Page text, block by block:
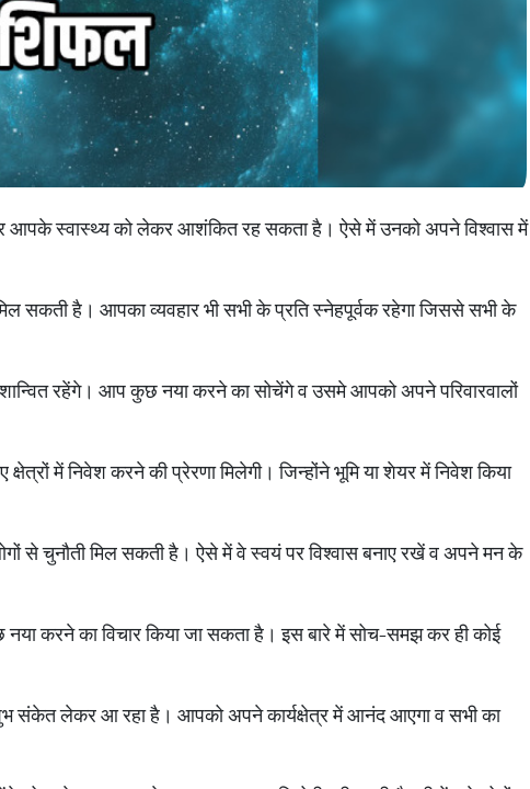
आपके स्वास्थ्य को लेकर आशंकित रह सकता है। ऐसे में उनको अपने विश्वास में
सकती है। आपका व्यवहार भी सभी के प्रति स्नेहपूर्वक रहेगा जिससे सभी के
रहेंगे। आप कुछ नया करने का सोचेंगे व उसमे आपको अपने परिवारवालों
में निवेश करने की प्रेरणा मिलेगी। जिन्होंने भूमि या शेयर में निवेश किया
से चुनौती मिल सकती है। ऐसे में वे स्वयं पर विश्वास बनाए रखें व अपने मन के
करने का विचार किया जा सकता है। इस बारे में सोच-समझ कर ही कोई
संकेत लेकर आ रहा है। आपको अपने कार्यक्षेत्र में आनंद आएगा व सभी का